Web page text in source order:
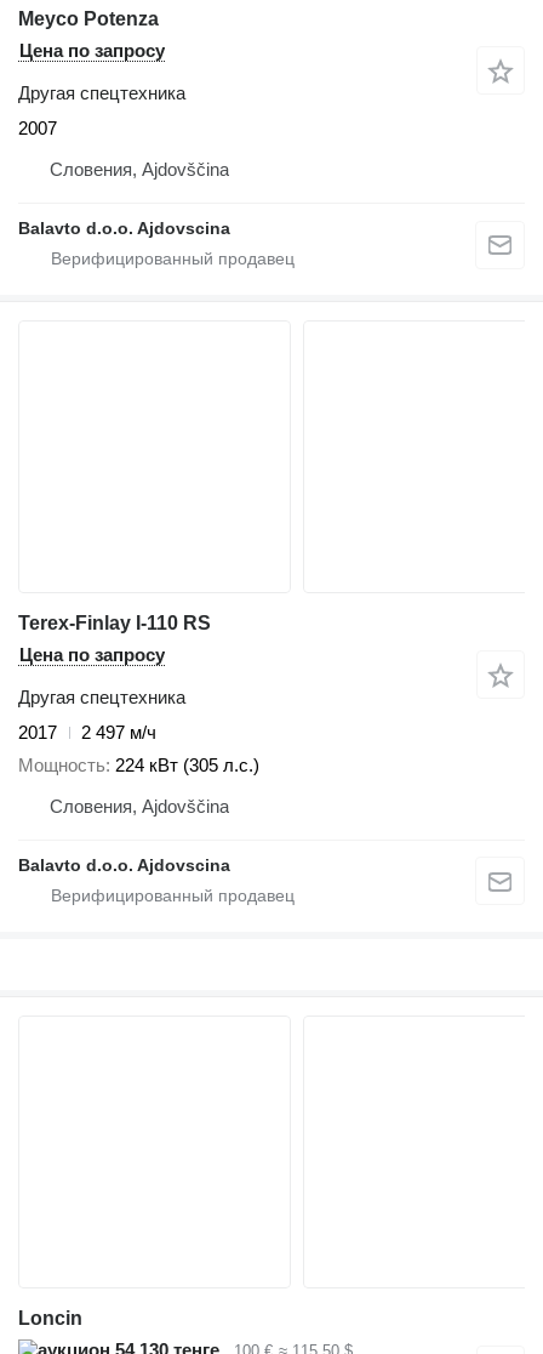
Meyco Potenza
Цена по запросу
Другая спецтехника
2007
Словения, Ajdovščina
Balavto d.o.o. Ajdovscina
Terex-Finlay I-110 RS
Цена по запросу
Другая спецтехника
2017
2 497 м/ч
Мощность 224 кВт (305 л.с.)
Словения, Ajdovščina
Balavto d.o.o. Ajdovscina
Loncin